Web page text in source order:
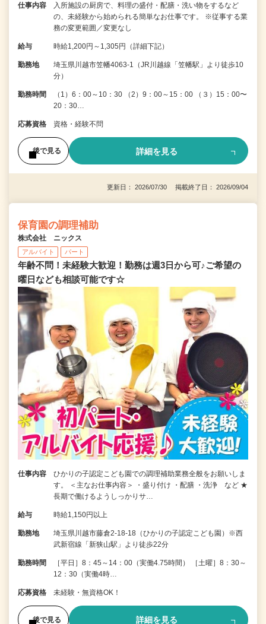
仕事内容
入所施設の厨房で、料理の盛付・配膳・洗い物をするなど
の、未経験から始められる簡単なお仕事です。 ※従事する業
務の変更範囲／変更なし
給与 時給1,200円～1,305円（詳細下記）
勤務地
埼玉県川越市笠幡4063-1（JR川越線「笠幡駅」より徒歩10
分）
勤務時間
（1）6：00～10：30 （2）9：00～15：00 （３）15：00〜
20：30…
応募資格 資格・経験不問
後で見る 詳細を見る
更新日： 2026/07/30 掲載終了日： 2026/09/04
保育園の調理補助
株式会社 ニックス
アルバイト パート
年齢不問！未経験大歓迎！勤務は週3日から可♪ご希望の
曜日なども相談可能です☆
仕事内容
ひかりの子認定こども園での調理補助業務全般をお願いしま
す。 ＜主なお仕事内容＞ ・盛り付け ・配膳 ・洗浄 など ★
長期で働けるようしっかりサ…
給与 時給1,150円以上
勤務地
埼玉県川越市藤倉2-18-18（ひかりの子認定こども園）※西
武新宿線「新狭山駅」より徒歩22分
勤務時間
［平日］8：45～14：00（実働4.75時間） ［土曜］8：30～
12：30（実働4時…
応募資格 未経験・無資格OK！
後で見る 詳細を見る